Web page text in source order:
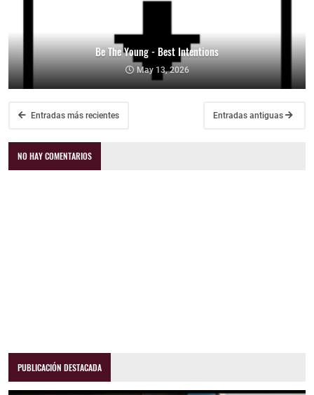
Be The Young - Best Intentions
May 13, 2026
Entradas más recientes Entradas antiguas
NO HAY COMENTARIOS
PUBLICACIÓN DESTACADA